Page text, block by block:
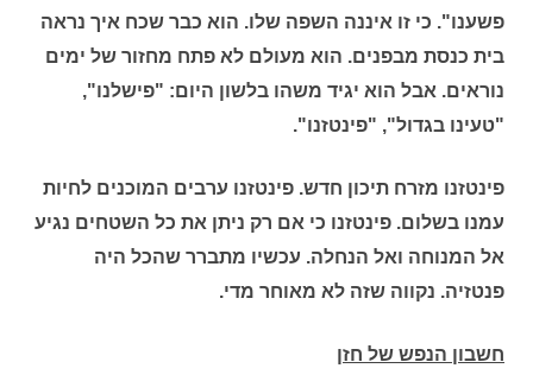
פשענו". כי זו איננה השפה שלו. הוא כבר שכח איך נראה
בית כנסת מבפנים. הוא מעולם לא פתח מחזור של ימים
נוראים. אבל הוא יגיד משהו בלשון היום: "פישלנו",
"טעינו בגדול", "פינטזנו".
פינטזנו מזרח תיכון חדש. פינטזנו ערבים המוכנים לחיות
עמנו בשלום. פינטזנו כי אם רק ניתן את כל השטחים נגיע
אל המנוחה ואל הנחלה. עכשיו מתברר שהכל היה
פנטזיה. נקווה שזה לא מאוחר מדי.
חשבון הנפש של חזן